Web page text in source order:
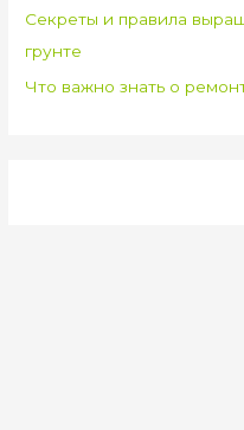
Секреты и правила
грунте
Что важно знать о